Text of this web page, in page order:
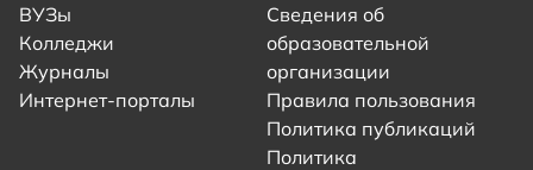
ВУЗы
Колледжи
Журналы
Интернет-порталы
Сведения об
образовательной
организации
Правила пользования
Политика публикаций
Политика